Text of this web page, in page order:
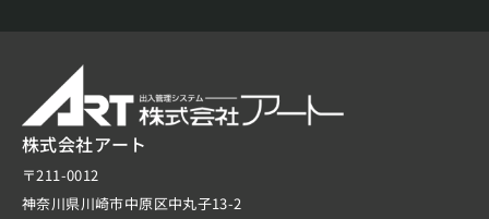
株式会社アート
〒211-0012
神奈川県川崎市中原区中丸子13-2